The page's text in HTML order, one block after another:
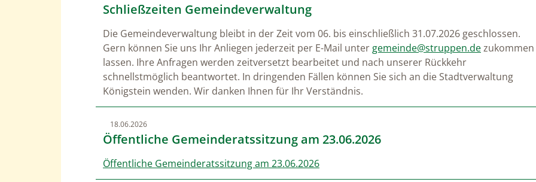
Schließzeiten Gemeindeverwaltung
Die Gemeindeverwaltung bleibt in der Zeit vom 06. bis einschließlich 31.07.2026 geschlossen.
Gern können Sie uns Ihr Anliegen jederzeit per E-Mail unter gemeinde@struppen.dezukommen
lassen. Ihre Anfragen werden zeitversetzt bearbeitet und nach unserer Rückkehr
schnellstmöglich beantwortet. In dringenden Fällen können Sie sich an die Stadtverwaltung
Königstein wenden. Wir danken Ihnen für Ihr Verständnis.
18.06.2026
Öffentliche Gemeinderatssitzung am 23.06.2026
Öffentliche Gemeinderatssitzung am 23.06.2026